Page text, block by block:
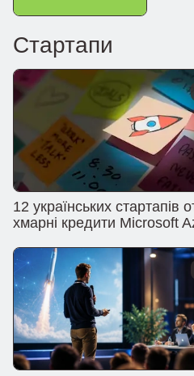
Стартапи
12 українських стартапів
хмарні кредити Microsoft